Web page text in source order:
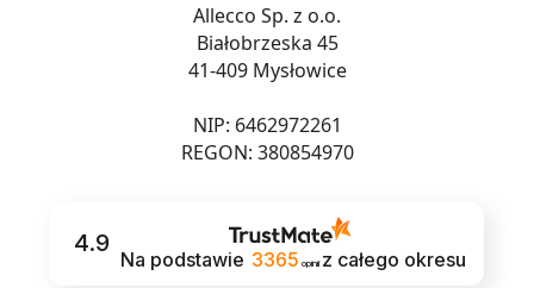
Allecco Sp. z o.o.
Białobrzeska 45
41-409 Mysłowice
NIP: 6462972261
REGON: 380854970
4.9
Na podstawie 3365 opinii z całego okresu